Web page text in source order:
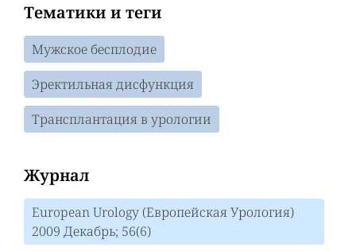
Тематики и теги
Мужское бесплодие
Эректильная дисфункция
Трансплантация в урологии
Журнал
European Urology (Европейская Урология)
2009 Декабрь; 56(6)